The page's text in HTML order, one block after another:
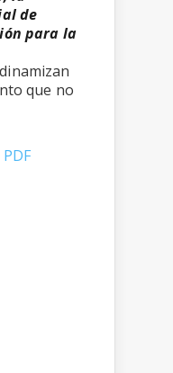
de
para la
dinamizan
que no